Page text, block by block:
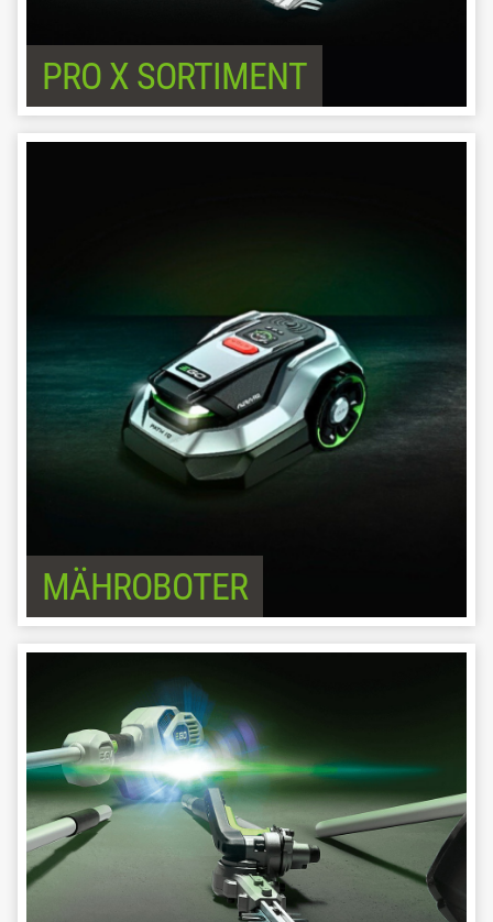
PRO X SORTIMENT
MÄHROBOTER